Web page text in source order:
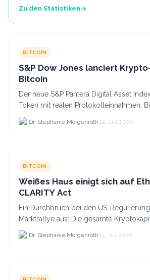
Zu den Statistiken
BITCOIN
S&P Dow Jones lanciert
Bitcoin
Der neue S&P Pantera Digital Asset
Token mit realen Protokolleinnahmen.
aufgrund fehlender Erträge für Halter aus
Dr. Stephanie Morgenroth22. Jul 2026
BITCOIN
Weißes Haus einigt sich auf
CLARITY Act
Ein Durchbruch bei den US-
Marktrallye aus: Die gesamte
am 21.
Dr. Stephanie Morgenroth21. Jul 2026